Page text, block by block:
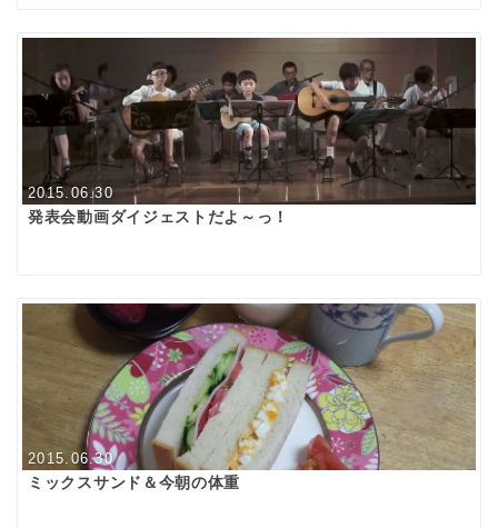
2015.06.30
発表会動画ダイジェストだよ～っ！
2015.06.30
ミックスサンド＆今朝の体重